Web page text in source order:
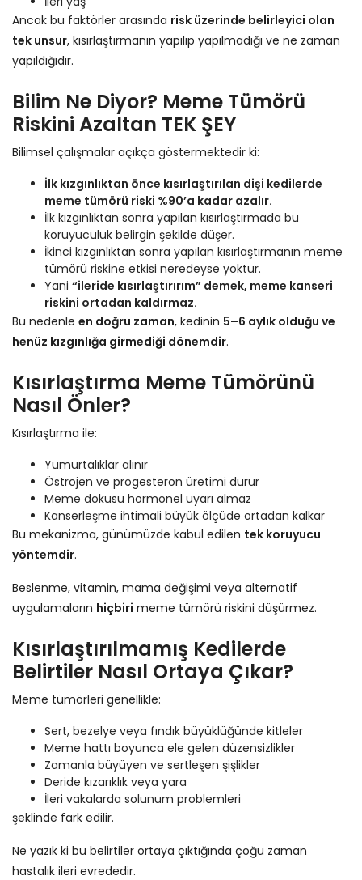
Ancak bu faktörler arasında risk üzerinde belirleyici olan
tek unsur, kısırlaştırmanın yapılıp yapılmadığı ve ne zaman
yapıldığıdır.
Bilim Ne Diyor? Meme Tümörü
Riskini Azaltan TEK ŞEY
Bilimsel çalışmalar açıkça göstermektedir ki:
İlk kızgınlıktan önce kısırlaştırılan dişi kedilerde
meme tümörü riski %90’a kadar azalır.
İlk kızgınlıktan sonra yapılan kısırlaştırmada bu
koruyuculuk belirgin şekilde düşer.
İkinci kızgınlıktan sonra yapılan kısırlaştırmanın meme
tümörü riskine etkisi neredeyse yoktur.
Yani “ileride kısırlaştırırım” demek, meme kanseri
riskini ortadan kaldırmaz.
Bu nedenle en doğru zaman, kedinin 5–6 aylık olduğu ve
henüz kızgınlığa girmediği dönemdir.
Kısırlaştırma Meme Tümörünü
Nasıl Önler?
Kısırlaştırma ile:
Yumurtalıklar alınır
Östrojen ve progesteron üretimi durur
Meme dokusu hormonel uyarı almaz
Kanserleşme ihtimali büyük ölçüde ortadan kalkar
Bu mekanizma, günümüzde kabul edilen tek koruyucu
yöntemdir.
Beslenme, vitamin, mama değişimi veya alternatif
uygulamaların hiçbiri meme tümörü riskini düşürmez.
Kısırlaştırılmamış Kedilerde
Belirtiler Nasıl Ortaya Çıkar?
Meme tümörleri genellikle:
Sert, bezelye veya fındık büyüklüğünde kitleler
Meme hattı boyunca ele gelen düzensizlikler
Zamanla büyüyen ve sertleşen şişlikler
Deride kızarıklık veya yara
İleri vakalarda solunum problemleri
şeklinde fark edilir.
Ne yazık ki bu belirtiler ortaya çıktığında çoğu zaman
hastalık ileri evrededir.